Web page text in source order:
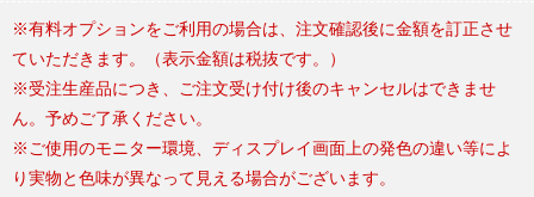
※有料オプションをご利用の場合は、注文確認後に金額を訂正させ
ていただきます。（表示金額は税抜です。）
※受注生産品につき、ご注文受け付け後のキャンセルはできませ
ん。予めご了承ください。
※ご使用のモニター環境、ディスプレイ画面上の発色の違い等によ
り実物と色味が異なって見える場合がございます。